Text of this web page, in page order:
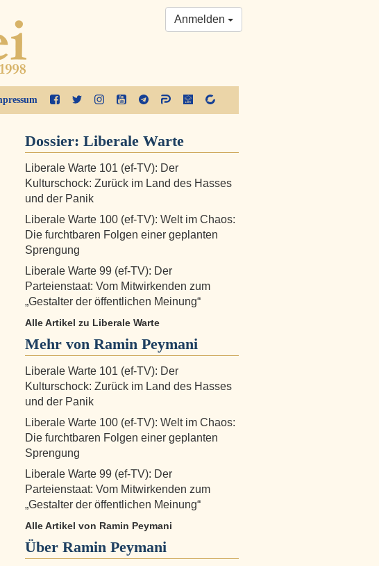
Anmelden
Dossier: Liberale Warte
Liberale Warte 101 (ef-TV): Der
Kulturschock: Zurück im Land des Hasses
und der Panik
Liberale Warte 100 (ef-TV): Welt im Chaos:
Die furchtbaren Folgen einer geplanten
Sprengung
Liberale Warte 99 (ef-TV): Der
Parteienstaat: Vom Mitwirkenden zum
„Gestalter der öffentlichen Meinung“
Alle Artikel zu Liberale Warte
Mehr von Ramin Peymani
Liberale Warte 101 (ef-TV): Der
Kulturschock: Zurück im Land des Hasses
und der Panik
Liberale Warte 100 (ef-TV): Welt im Chaos:
Die furchtbaren Folgen einer geplanten
Sprengung
Liberale Warte 99 (ef-TV): Der
Parteienstaat: Vom Mitwirkenden zum
„Gestalter der öffentlichen Meinung“
Alle Artikel von Ramin Peymani
Über Ramin Peymani